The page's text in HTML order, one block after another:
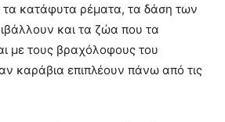
κατάφυτα ρέματα, τα δάση των
και τα ζώα που τα
με τους βραχόλοφους του
καράβια επιπλέουν πάνω από τις